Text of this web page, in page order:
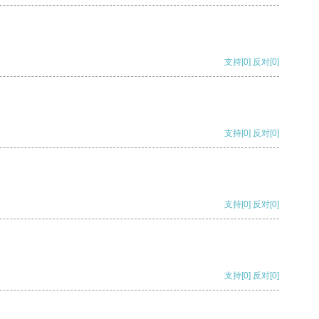
支持[0] 反对[0]
支持[0] 反对[0]
支持[0] 反对[0]
支持[0] 反对[0]